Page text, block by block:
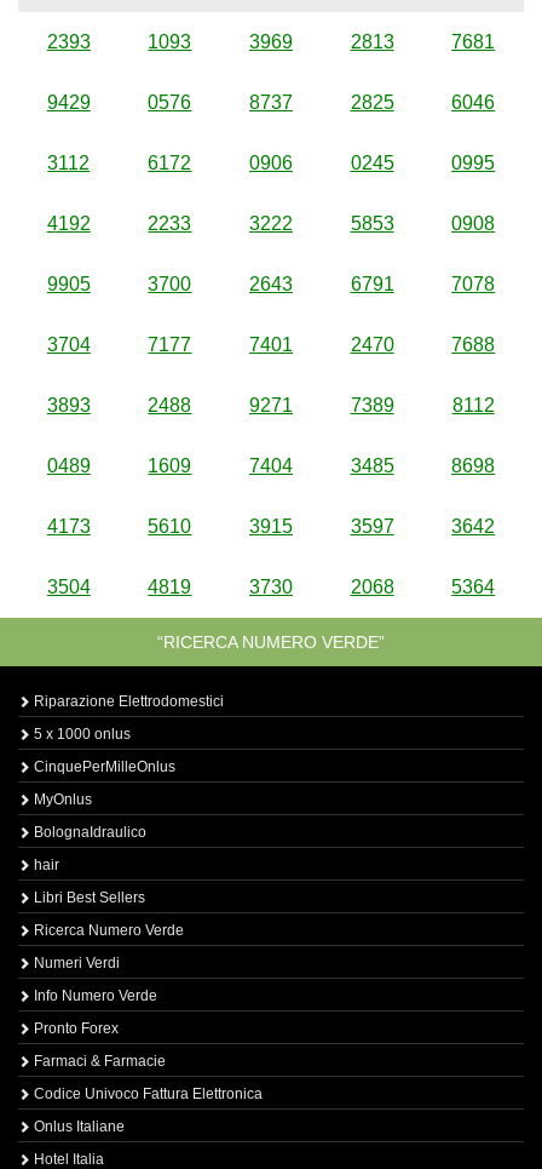
2393 1093 3969 2813 7681
9429 0576 8737 2825 6046
3112 6172 0906 0245 0995
4192 2233 3222 5853 0908
9905 3700 2643 6791 7078
3704 7177 7401 2470 7688
3893 2488 9271 7389 8112
0489 1609 7404 3485 8698
4173 5610 3915 3597 3642
3504 4819 3730 2068 5364
“RICERCA NUMERO VERDE”
Riparazione Elettrodomestici
5 x 1000 onlus
CinquePerMilleOnlus
MyOnlus
BolognaIdraulico
hair
Libri Best Sellers
Ricerca Numero Verde
Numeri Verdi
Info Numero Verde
Pronto Forex
Farmaci & Farmacie
Codice Univoco Fattura Elettronica
Onlus Italiane
Hotel Italia